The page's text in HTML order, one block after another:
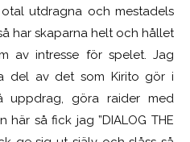
utdragna och mestadels
har skaparna helt och hållet
av intresse för spelet. Jag
del av det som Kirito gör i
uppdrag, göra raider med
så fick jag ”DIALOG THE